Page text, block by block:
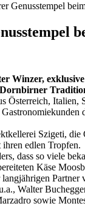
Genusstempel
Winzer,
Österreich,
Szigeti,
ihren edlen Tropfen.
dass so viele
Käse
Walter
sowie